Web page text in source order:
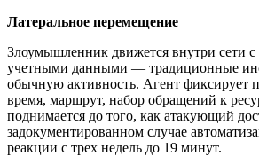
Латеральное перемещение
Злоумышленник движется внутри сети
учетными данными — традиционные
обычную активность. Агент фиксирует
время, маршрут, набор обращений к
поднимается до того, как атакующий
задокументированном случае
реакции с трех недель до 19 минут.